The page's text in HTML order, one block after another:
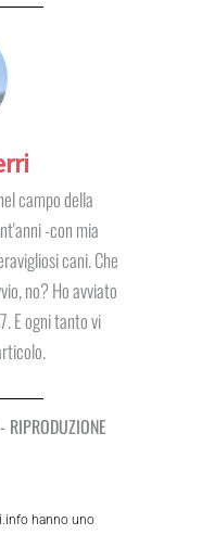
campo della
-con mia
cani. Che
no? Ho avviato
E ogni tanto vi
hanno uno